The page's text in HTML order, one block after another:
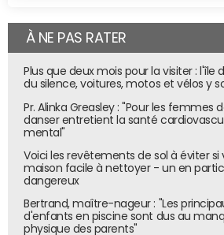
À NE PAS RATER
Plus que deux mois pour la visiter : l'île
du silence, voitures, motos et vélos y
Pr. Alinka Greasley : "Pour les femmes
danser entretient la santé
mental"
Voici les revêtements de sol à éviter si
maison facile à nettoyer - un en
dangereux
Bertrand, maître-nageur : "Les
d'enfants en piscine sont dus au
physique des parents"